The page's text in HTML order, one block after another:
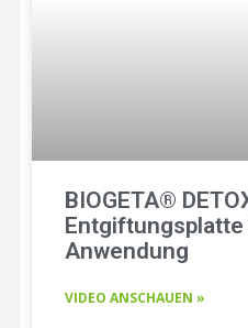
BIOGETA®
Entgiftungsplatte
Anwendung
VIDEO ANSCHAUEN »